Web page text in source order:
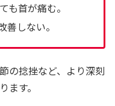
も首が痛む。
しない。
の捻挫など、より深刻
ます。